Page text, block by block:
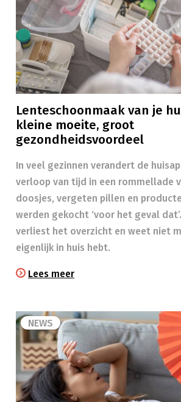
Lenteschoonmaak van je
kleine moeite, groot
gezondheidsvoordeel
In veel gezinnen verandert de
verloop van tijd in een rommellade
doosjes, vergeten pillen en
werden gekocht ‘voor het geval
verliest het overzicht en weet niet
eigenlijk in huis hebt.
Lees meer
NEWS